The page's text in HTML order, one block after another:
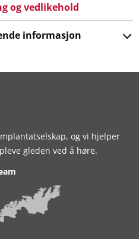
og vedlikehold
informasjon
og vi hjelper
gleden ved å høre.